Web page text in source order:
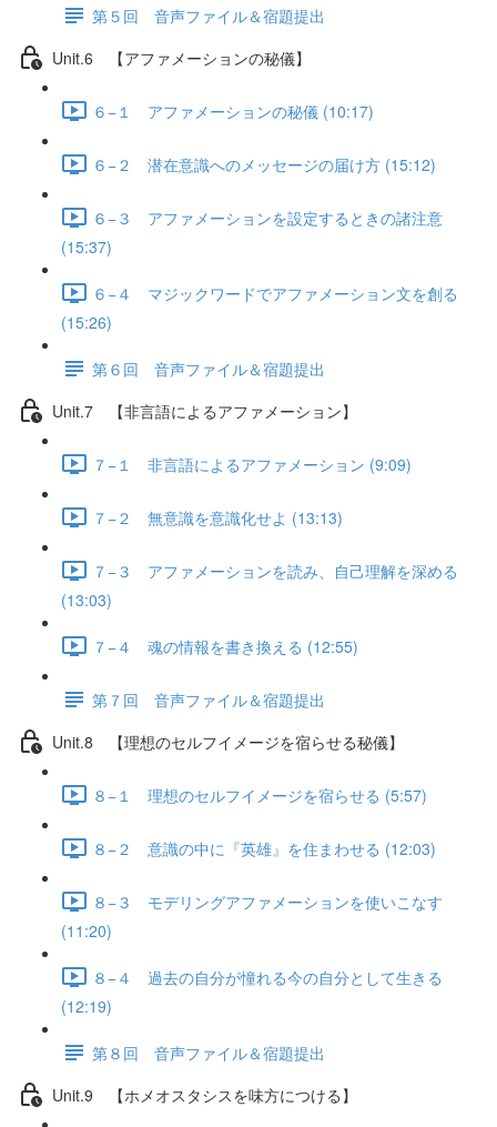
第５回 音声ファイル＆宿題提出
Unit.6 【アファメーションの秘儀】
６−１ アファメーションの秘儀 (10:17)
６−２ 潜在意識へのメッセージの届け方 (15:12)
６−３ アファメーションを設定するときの諸注意
(15:37)
６−４ マジックワードでアファメーション文を創る
(15:26)
第６回 音声ファイル＆宿題提出
Unit.7 【非言語によるアファメーション】
７−１ 非言語によるアファメーション (9:09)
７−２ 無意識を意識化せよ (13:13)
７−３ アファメーションを読み、自己理解を深める
(13:03)
７−４ 魂の情報を書き換える (12:55)
第７回 音声ファイル＆宿題提出
Unit.8 【理想のセルフイメージを宿らせる秘儀】
８−１ 理想のセルフイメージを宿らせる (5:57)
８−２ 意識の中に『英雄』を住まわせる (12:03)
８−３ モデリングアファメーションを使いこなす
(11:20)
８−４ 過去の自分が憧れる今の自分として生きる
(12:19)
第８回 音声ファイル＆宿題提出
Unit.9 【ホメオスタシスを味方につける】